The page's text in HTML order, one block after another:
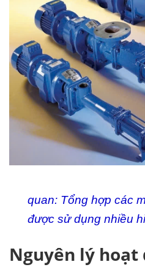
Nội
quan: Tổng hợp các
được sử dụng nhiều
Nguyên lý hoạt